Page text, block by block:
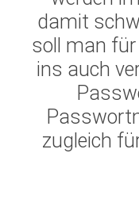
damit
soll man
ins auch
zugleich